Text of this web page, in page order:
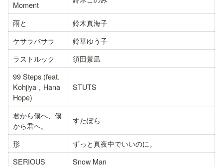
Moment
雨と
鈴木真海子
ケサラバサラ
鈴華ゆう子
ラストルック
須田景凪
99 Steps (feat.
Kohjiya，Hana
Hope)
STUTS
君から僕へ、僕
から君へ。
すたぽら
形
ずっと真夜中でいいのに。
SERIOUS
Snow Man